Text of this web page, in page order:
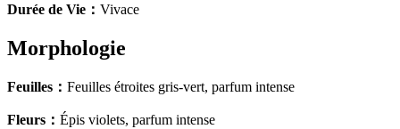
Durée de Vie ： Vivace
Morphologie
Feuilles ： Feuilles étroites gris-vert, parfum intense
Fleurs ： Épis violets, parfum intense